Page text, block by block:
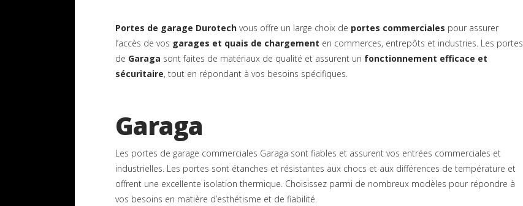
Portes de garage Durotech vous offre un large choix de portes commerciales pour assurer
l’accès de vos garages et quais de chargement en commerces, entrepôts et industries. Les portes
de Garaga sont faites de matériaux de qualité et assurent un fonctionnement efficace et
sécuritaire, tout en répondant à vos besoins spécifiques.
Garaga
Les portes de garage commerciales Garaga sont fiables et assurent vos entrées commerciales et
industrielles. Les portes sont étanches et résistantes aux chocs et aux différences de température et
offrent une excellente isolation thermique. Choisissez parmi de nombreux modèles pour répondre à
vos besoins en matière d’esthétisme et de fiabilité.